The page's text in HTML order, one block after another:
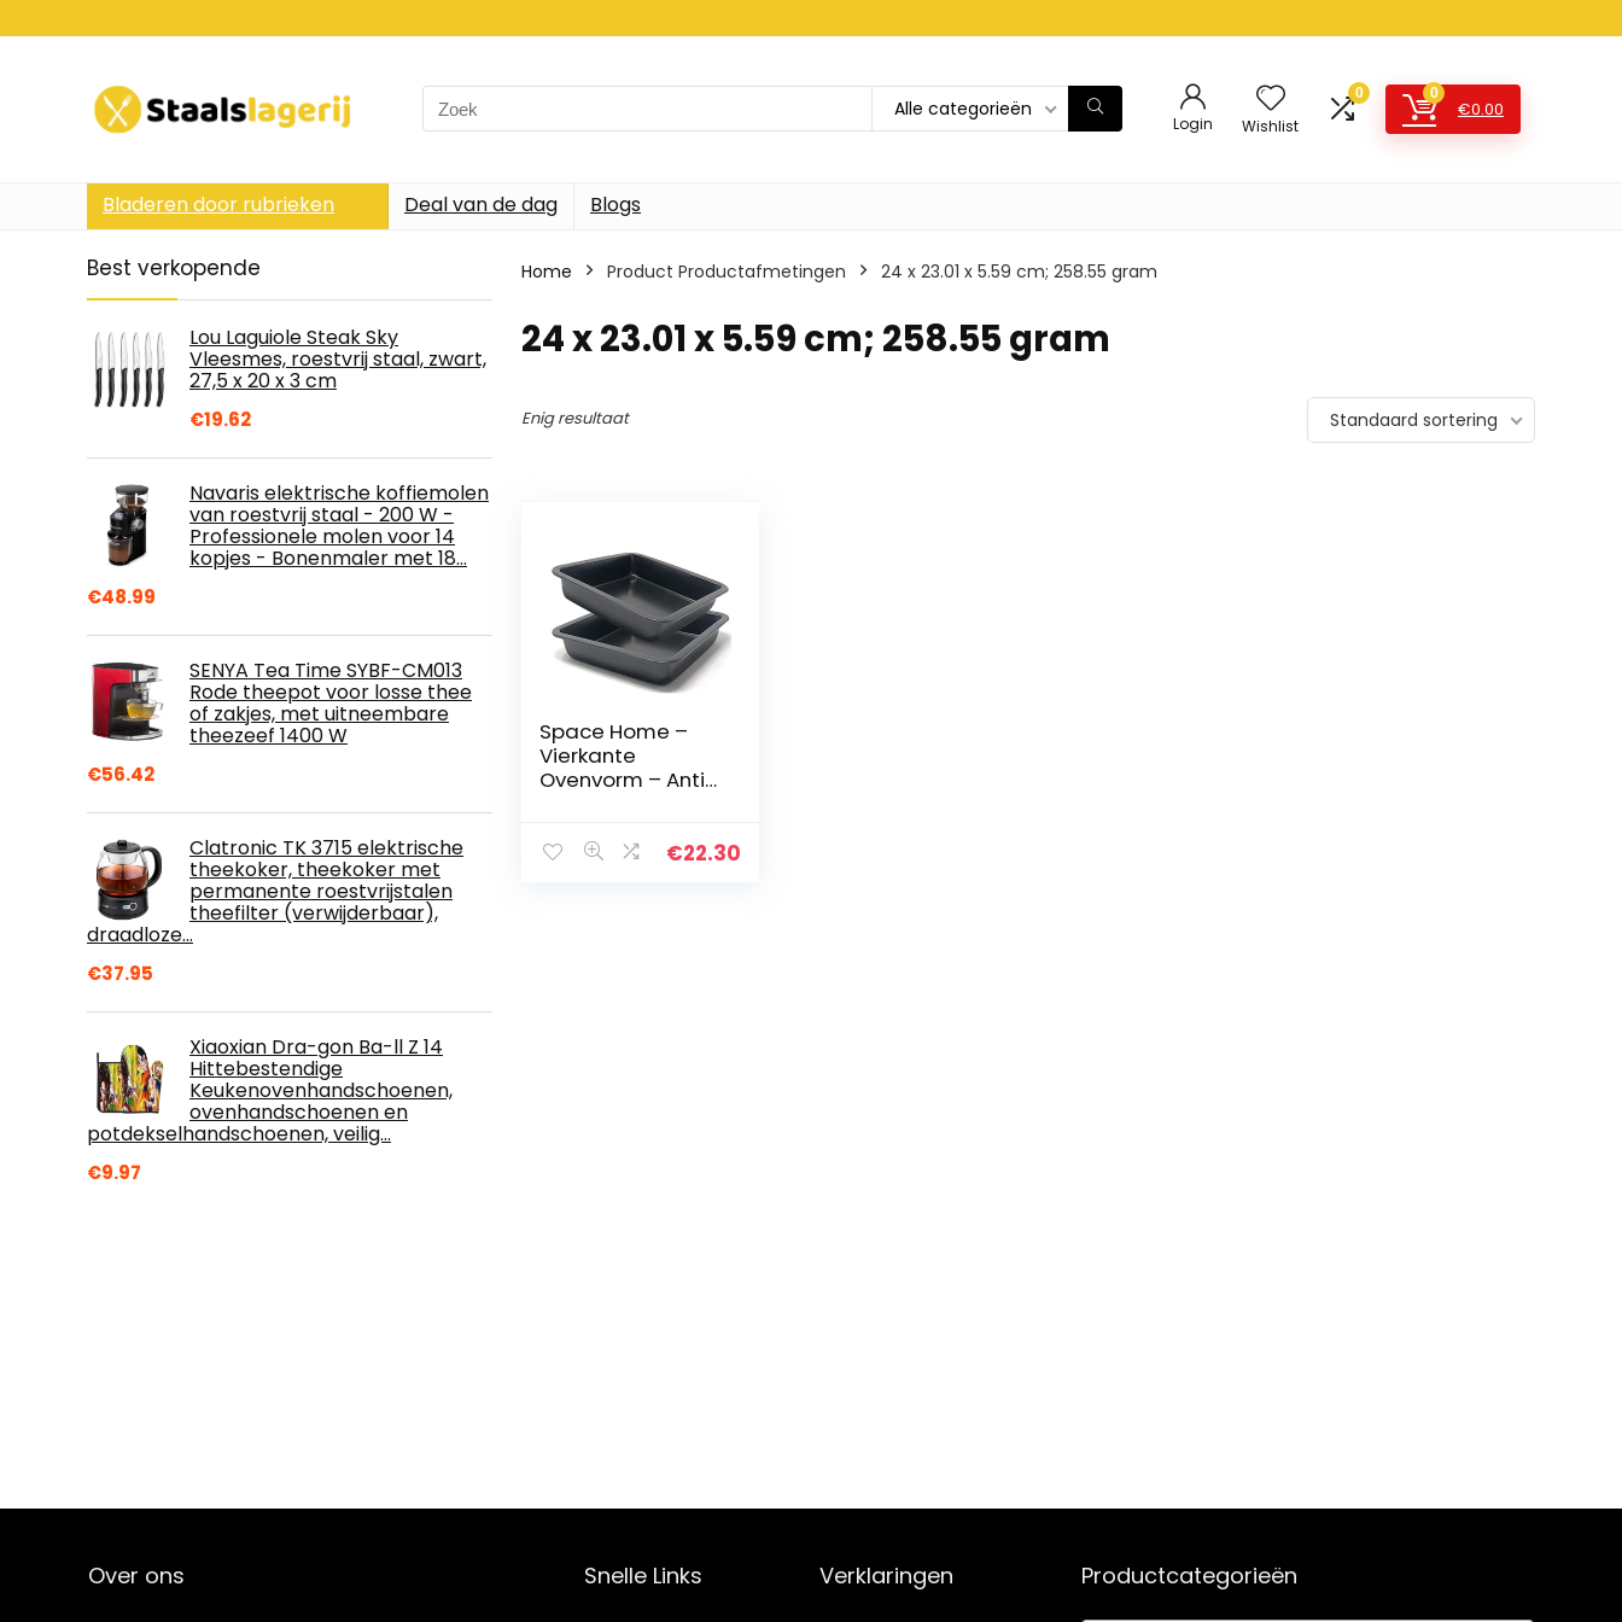
Search
for:
Alle categorieën
Login Wishlist
0 0
€0.00
Bladeren door rubrieken Deal van de dag Blogs
Best verkopende
Lou Laguiole Steak Sky
Vleesmes, roestvrij staal, zwart,
27,5 x 20 x 3 cm
€19.62
Navaris elektrische koffiemolen
van roestvrij staal - 200 W -
Professionele molen voor 14
kopjes - Bonenmaler met 18…
€48.99
SENYA Tea Time SYBF-CM013
Rode theepot voor losse thee
of zakjes, met uitneembare
theezeef 1400 W
€56.42
Clatronic TK 3715 elektrische
theekoker, theekoker met
permanente roestvrijstalen
theefilter (verwijderbaar),
draadloze…
€37.95
Xiaoxian Dra-gon Ba-ll Z 14
Hittebestendige
Keukenovenhandschoenen,
ovenhandschoenen en
potdekselhandschoenen, veilig…
€9.97
Home Product Productafmetingen 24 x 23.01 x 5.59 cm; 258.55 gram
24 x 23.01 x 5.59 cm; 258.55 gram
Enig resultaat Standaard sortering
Space Home –
Vierkante
Ovenvorm – Anti-
22 x 22 cm – Set
€22.30
Over ons Snelle Links Verklaringen Productcategorieën